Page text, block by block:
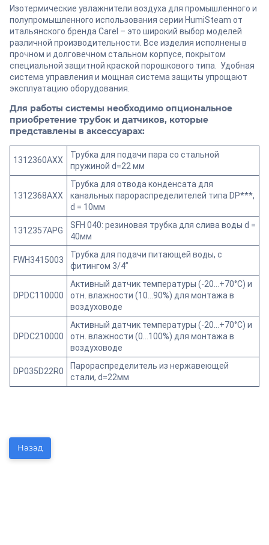
Изотермические увлажнители воздуха для промышленного и
полупромышленного использования серии HumiSteam от
итальянского бренда Carel – это широкий выбор моделей
различной производительности. Все изделия исполнены в
прочном и долговечном стальном корпусе, покрытом
специальной защитной краской порошкового типа. Удобная
система управления и мощная система защиты упрощают
эксплуатацию оборудования.
Для работы системы необходимо опциональное
приобретение трубок и датчиков, которые
представлены в аксессуарах:
1312360AXX
Трубка для подачи пара со стальной
пружиной d=22 мм
1312368AXX
Трубка для отвода конденсата для
канальных парораспределителей типа DP***,
d = 10мм
1312357APG
SFH 040: резиновая трубка для слива воды d =
40мм
FWH3415003
Трубка для подачи питающей воды, с
фитингом 3/4”
DPDC110000
Активный датчик температуры (-20…+70°С) и
отн. влажности (10...90%) для монтажа в
воздуховоде
DPDC210000
Активный датчик температуры (-20…+70°С) и
отн. влажности (0…100%) для монтажа в
воздуховоде
DP035D22R0
Парораспределитель из нержавеющей
стали, d=22мм
Назад